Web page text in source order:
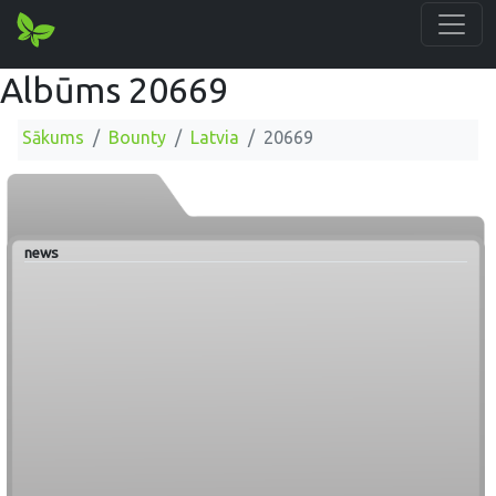
Albūms 20669
Sākums Bounty Latvia 20669
news